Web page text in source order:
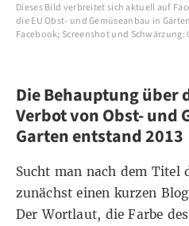
Dieses Bild verbreitet sich aktuell auf
die EU Obst- und Gemüseanbau in
Facebook; Screenshot und Schwärzung:
Die Behauptung über
Verbot von Obst- und
Garten entstand 2013
Sucht man nach dem Titel
zunächsteinen kurzen
Der Wortlaut, die Farbe